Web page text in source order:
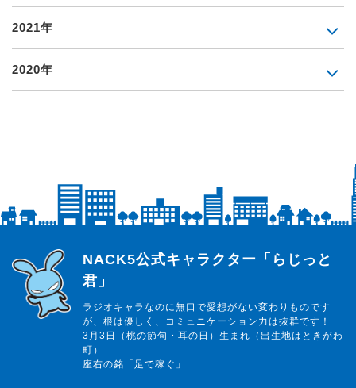
2021年
2020年
らじっと君
NACK5公式キャラクター「らじっと
君」
ラジオキャラなのに無口で愛想がない変わりものです
が、根は優しく、コミュニケーション力は抜群です！
3月3日（桃の節句・耳の日）生まれ（出生地はときがわ
町）
座右の銘「足で稼ぐ」